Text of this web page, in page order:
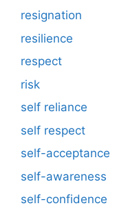
resignation
resilience
respect
risk
self reliance
self respect
self-acceptance
self-awareness
self-confidence